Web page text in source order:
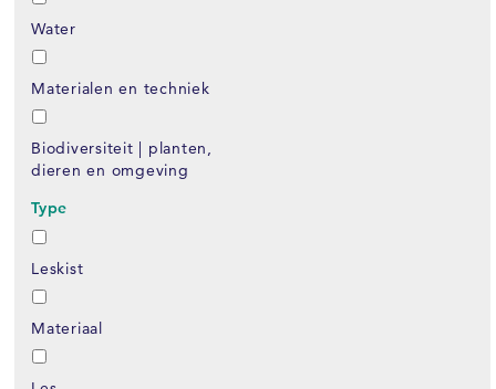
Water
Materialen en techniek
Biodiversiteit | planten,
dieren en omgeving
Type
Leskist
Materiaal